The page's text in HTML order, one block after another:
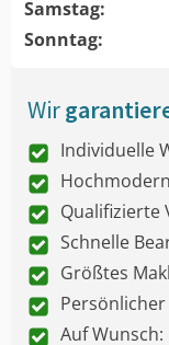
Samstag:
Sonntag:
Wir
Individuelle
Qualifizierte
Schnelle
Größtes
Auf